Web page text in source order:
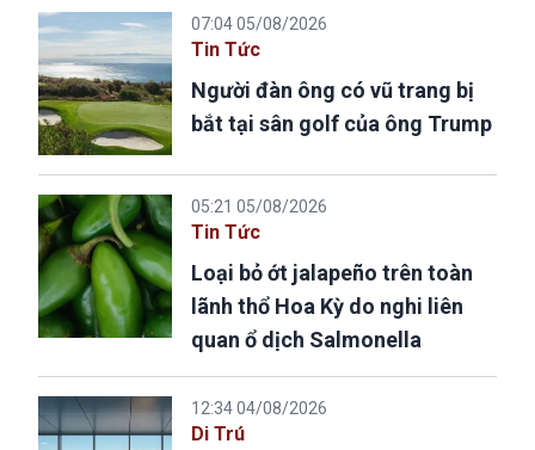
07:04 05/08/2026
Tin Tức
Người đàn ông có vũ trang bị
bắt tại sân golf của ông Trump
05:21 05/08/2026
Tin Tức
Loại bỏ ớt jalapeño trên toàn
lãnh thổ Hoa Kỳ do nghi liên
quan ổ dịch Salmonella
12:34 04/08/2026
Di Trú